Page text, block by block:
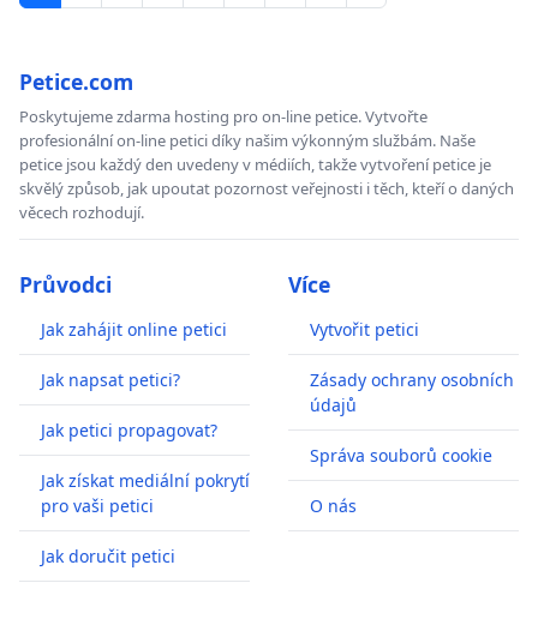
Petice.com
Poskytujeme zdarma hosting pro on-line petice. Vytvořte
profesionální on-line petici díky našim výkonným službám. Naše
petice jsou každý den uvedeny v médiích, takže vytvoření petice je
skvělý způsob, jak upoutat pozornost veřejnosti i těch, kteří o daných
věcech rozhodují.
Průvodci
Jak zahájit online petici
Jak napsat petici?
Jak petici propagovat?
Jak získat mediální pokrytí
pro vaši petici
Jak doručit petici
Více
Vytvořit petici
Zásady ochrany osobních
údajů
Správa souborů cookie
O nás